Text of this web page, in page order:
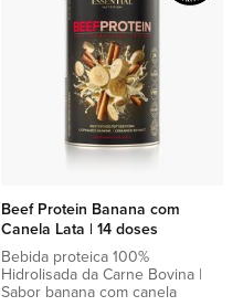
de
Beef Protein Banana com
Canela Lata | 14 doses
Bebida proteica 100%
Hidrolisada da Carne Bovina |
Sabor banana com canela